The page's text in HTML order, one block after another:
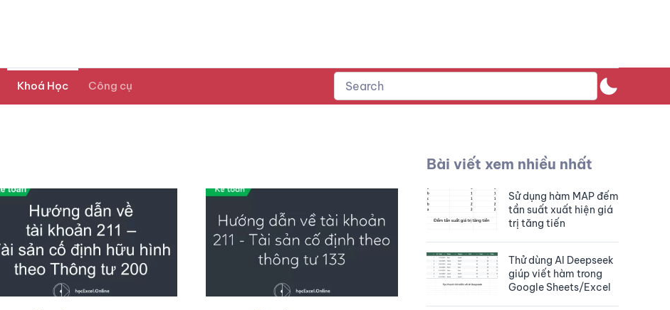
Khoá Học Công cụ
Bài viết xem nhiều nhất
Sử dụng hàm MAP đếm
tần suất xuất hiện giá
trị tăng tiến
Thử dùng AI Deepseek
giúp viết hàm trong
Google Sheets/Excel